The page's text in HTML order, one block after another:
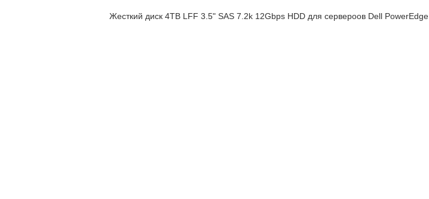
Жесткий диск 4TB LFF 3.5" SAS 7.2k 12Gbps HDD для сервероов Dell PowerEdge